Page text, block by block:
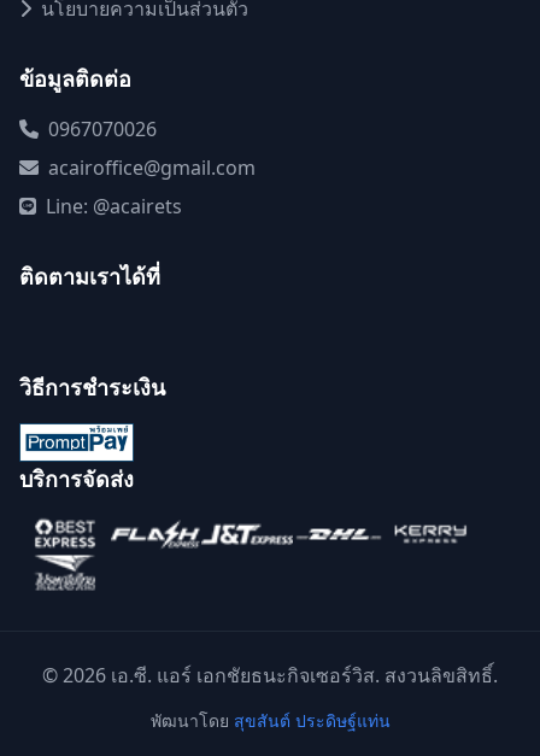
นโยบายความเป็นส่วนตัว
ข้อมูลติดต่อ
0967070026
acairoffice@gmail.com
Line: @acairets
ติดตามเราได้ที่
วิธีการชำระเงิน
บริการจัดส่ง
© 2026 เอ.ซี. แอร์ เอกชัยธนะกิจเซอร์วิส. สงวนลิขสิทธิ์.
พัฒนาโดย สุขสันต์ ประดิษฐ์แท่น